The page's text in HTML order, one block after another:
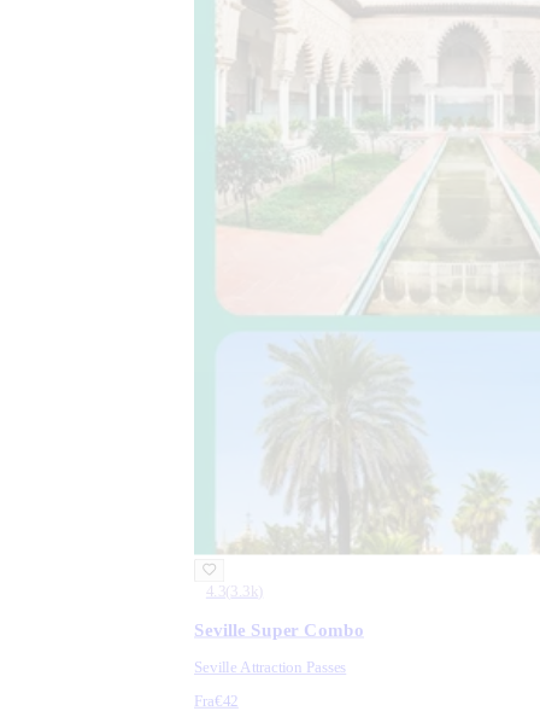
4.3( 3.3k )
Seville Super Combo
Seville Attraction Passes
Fra€42